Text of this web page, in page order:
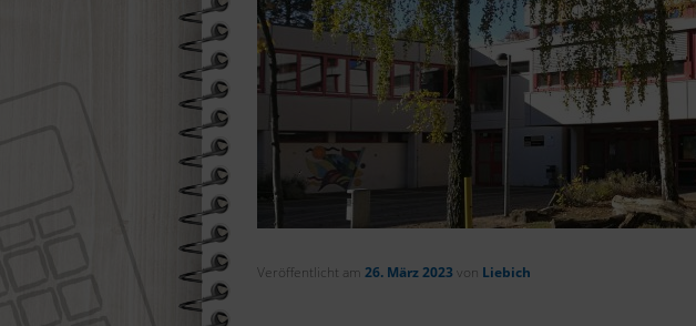
Veröffentlicht am 26. März 2023von Liebich